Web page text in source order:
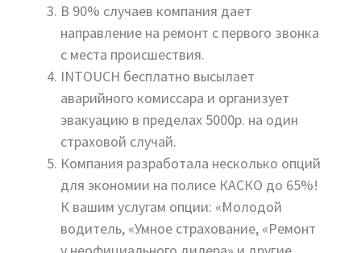
В 90% случаев компания дает
направление на ремонт с первого звонка
с места происшествия.
INTOUCH бесплатно высылает
аварийного комиссара и организует
эвакуацию в пределах 5000р. на один
страховой случай.
Компания разработала несколько опций
для экономии на полисе КАСКО до 65%!
К вашим услугам опции: «Молодой
водитель, «Умное страхование, «Ремонт